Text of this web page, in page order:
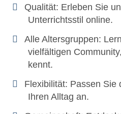
Qualität: Erleben Sie
Unterrichtsstil online.
Alle Altersgruppen:
vielfältigen
kennt.
Flexibilität: Passen Sie
Ihren Alltag an.